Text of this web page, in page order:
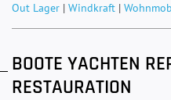
Out Lager | Windkraft |
BOOTE YACHTEN
RESTAURATION